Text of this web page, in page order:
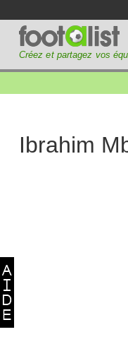
Créez et partagez vos
Ibrahim